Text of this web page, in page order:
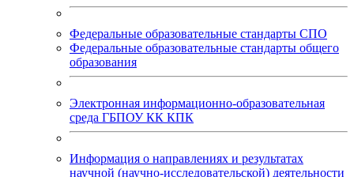
Федеральные образовательные стандарты СПО
Федеральные образовательные стандарты общего
образования
Электронная информационно-образовательная
среда ГБПОУ КК КПК
Информация о направлениях и результатах
научной (научно-исследовательской) деятельности